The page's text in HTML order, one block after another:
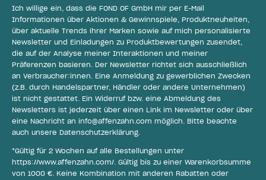
Ich willige ein, dass die FOND OF GmbH mir per E-Mail
Informationen über Aktionen & Gewinnspiele, Produktneuheiten,
über aktuelle Trends ihrer Marken sowie auf mich personalisierte
Newsletter und Einladungen zu Produktbewertungen zusendet,
die auf der Analyse meiner Interaktionen und meiner
Präferenzen basieren. Der Newsletter richtet sich ausschließlich
an Verbraucher:innen. Eine Anmeldung zu gewerblichen Zwecken
(z.B. durch Handelspartner, Händler oder andere Unternehmen)
ist nicht gestattet. Ein Widerruf bzw. eine Abmeldung des
Newsletters ist jederzeit über einen Link im Newsletter oder über
eine Nachricht an info@affenzahn.com möglich. Bitte beachte
auch unsere Datenschutzerklärung.
*Gültig für 2 Wochen auf alle Bestellungen unter
https://www.affenzahn.com/. Gültig bis zu einer Warenkorbsumme
von 1000 €. Keine Kombination mit anderen Rabatten oder